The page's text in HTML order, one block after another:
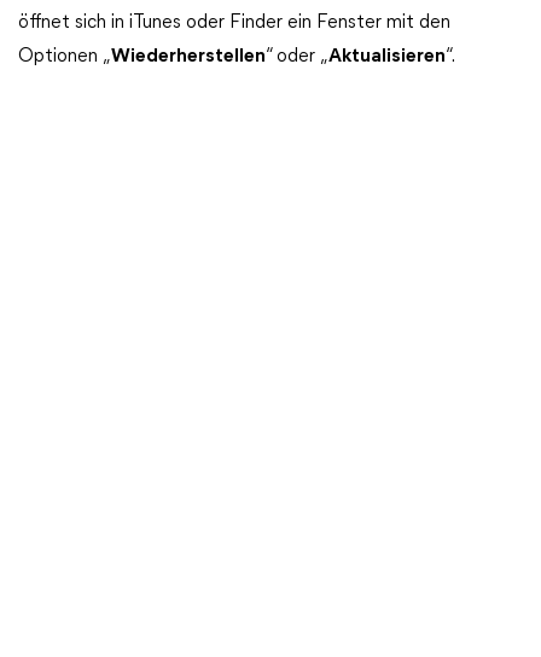
öffnet sich in iTunes oder Finder ein Fenster mit den
Optionen „Wiederherstellen“ oder „Aktualisieren“.